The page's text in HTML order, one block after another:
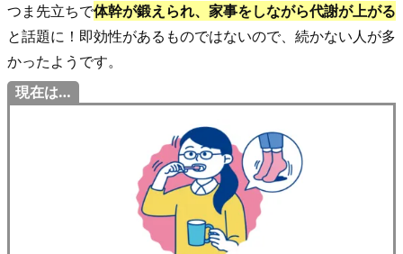
ト
そ
の
１
つま先立ちで体幹が鍛えられ、家事をしながら代謝が上がる
と話題に！即効性があるものではないので、続かない人が多
かったようです。
現在は…